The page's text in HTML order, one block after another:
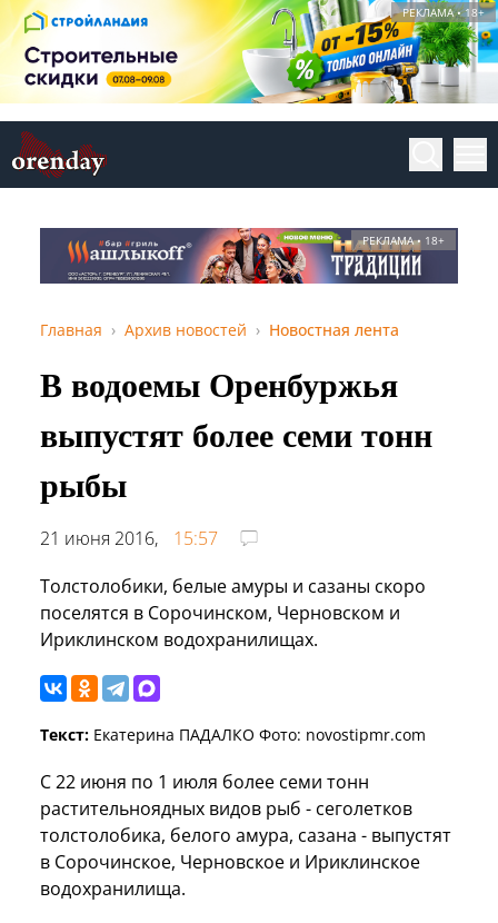
РЕКЛАМА • 18+
РЕКЛАМА • 18+
Главная Архив новостей Новостная лента
В водоемы Оренбуржья
выпустят более семи тонн
рыбы
21 июня 2016,
15:57
Толстолобики, белые амуры и сазаны скоро
поселятся в Сорочинском, Черновском и
Ириклинском водохранилищах.
Текст: Екатерина ПАДАЛКО Фото: novostipmr.com
С 22 июня по 1 июля более семи тонн
растительноядных видов рыб - сеголетков
толстолобика, белого амура, сазана - выпустят
в Сорочинское, Черновское и Ириклинское
водохранилища.